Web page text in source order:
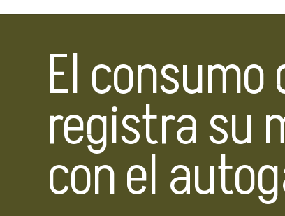
El
registra su
con el